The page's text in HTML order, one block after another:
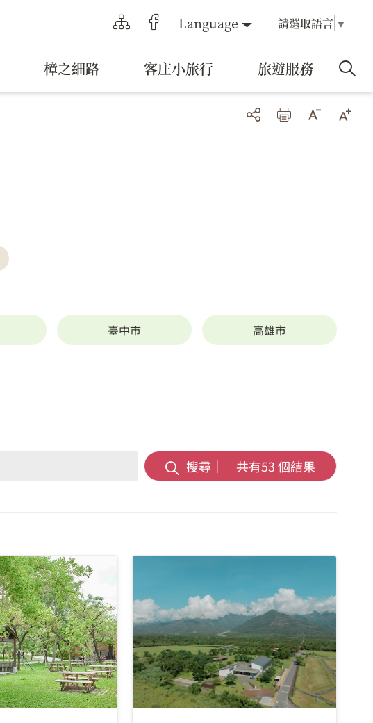
Language 請選取語言 ▼
樟之細路 客庄小旅行 旅遊服務
臺中市 高雄市
搜尋｜ 共有53個結果